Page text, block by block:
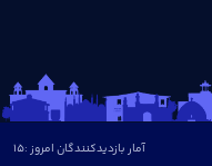
آمار بازدیدکنندگان امروز :15